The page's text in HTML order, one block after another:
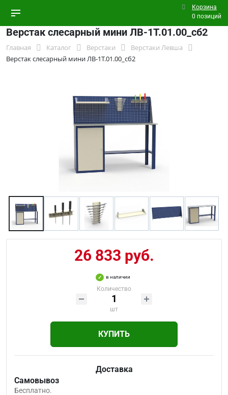
Корзина
0 позиций
Верстак слесарный мини ЛВ-1Т.01.00_сб2
Главная Каталог Верстаки
Верстаки Левша
Верстак слесарный мини ЛВ-1Т.01.00_сб2
26 833 руб.
в наличии
Количество
шт
КУПИТЬ
Доставка
Самовывоз
Бесплатно.